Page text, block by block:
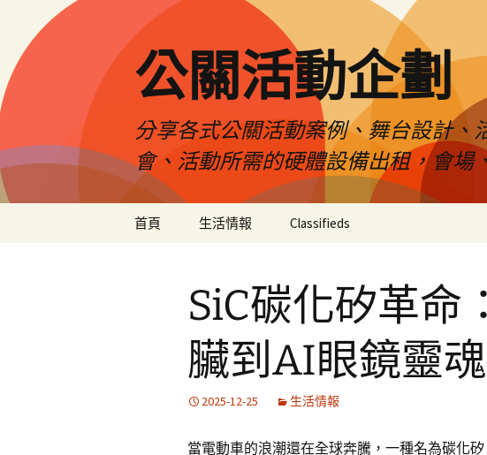
公關活動企劃
分享各式公關活動案例、舞台設計
會、活動所需的硬體設備出租，會
首頁 生活情報 Classifieds
SiC碳化矽革命
臟到AI眼鏡靈
2025-12-25 生活情報
當電動車的浪潮還在全球奔騰，一種名為碳化